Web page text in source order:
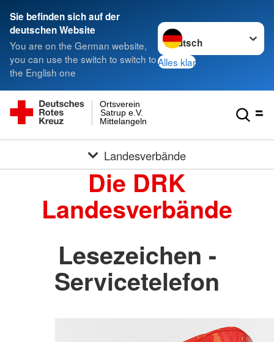
Sie befinden sich auf der
deutschen Website
You are on the German website,
you can use the switch to switch to
the English one
Sprache wechseln zu
Alles klar
Mittelangeln
Satrup e.V.
Ortsverein
Landesverbände
Die DRK
Landesverbände
Lesezeichen -
Servicetelefon